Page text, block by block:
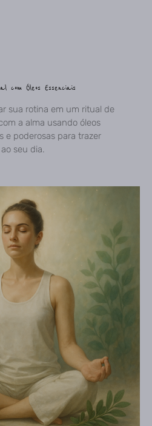
com Óleos Essenciais
sua rotina em um ritual de
a alma usando óleos
e poderosas para trazer
seu dia.